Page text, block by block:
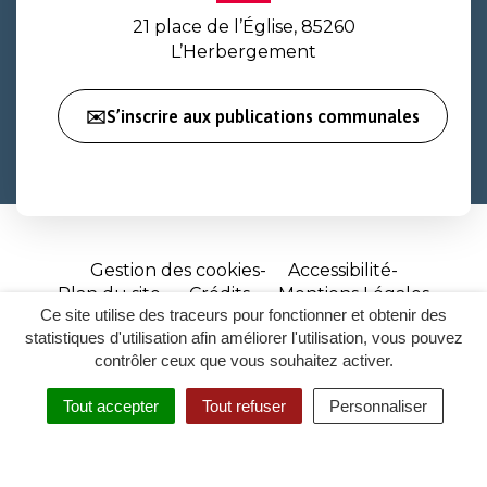
Ce site utilise des traceurs pour fonctionner et obtenir des
statistiques d'utilisation afin améliorer l'utilisation, vous pouvez
contrôler ceux que vous souhaitez activer.
Tout accepter Tout refuser Personnaliser
RECHERCHER
ACCESSIBILITÉ
21 place de l’Église, 85260
L’Herbergement
✉️S’inscrire aux publications communales
Gestion des cookies
Accessibilité
Plan du site
Crédits
Mentions Légales
Site
réalisé
par
Inovagora